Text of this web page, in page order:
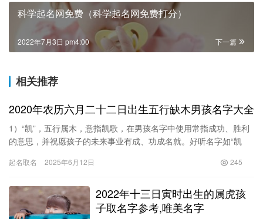
科学起名网免费（科学起名网免费打分）
下一篇
2022年7月3日 pm4:00
相关推荐
2020年农历六月二十二日出生五行缺木男孩名字大全
1）“凯”，五行属木，意指凯歌，在男孩名字中使用常指成功、胜利
的意思，并祝愿孩子的未来事业有成、功成名就。好听名字如“凯
起名取名 2025年6月12日 245
2022年十三日寅时出生的属虎孩
子取名字参考,唯美名字